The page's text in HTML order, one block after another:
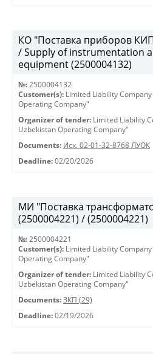
КО "Поставка приборов
/ Supply of instrumentation
equipment (2500004132)
№: 2500004132
Customer(s): Limited Liability
Operating Company"
Organizer of tender: Limited Liability
Uzbekistan Operating Company"
Documents: Исх. 02-01-32-8768 ЛУОК
Deadline: 02/20/2026
МИ "Поставка
(2500004221) / (2500004221)
№: 2500004221
Customer(s): Limited Liability
Operating Company"
Organizer of tender: Limited Liability
Uzbekistan Operating Company"
Documents: ЗКП (29)
Deadline: 02/19/2026